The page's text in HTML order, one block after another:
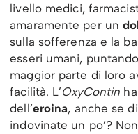
livello medici,
amaramente per un
sulla sofferenza e la
esseri umani,
maggior parte di loro
facilità. L’OxyContin
dell’eroina, anche se
indovinate un po’?